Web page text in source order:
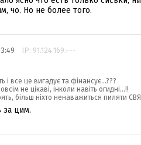
чо. Но не более того.
IP: 91.124.169.---
і все це вигадує та фінансує...???
не цікаві, інколи навіть огидні...!!
більш ніхто ненаважиться пиляти
за цим.